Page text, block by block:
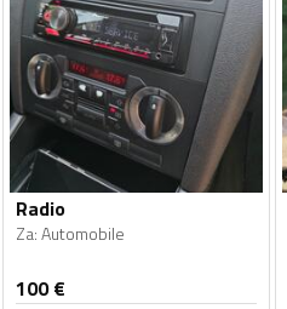
Radio
Za:Automobile
100€